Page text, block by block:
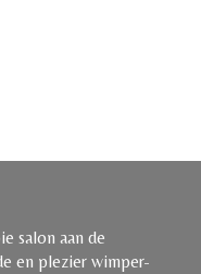
salon aan de
en plezier wimper-